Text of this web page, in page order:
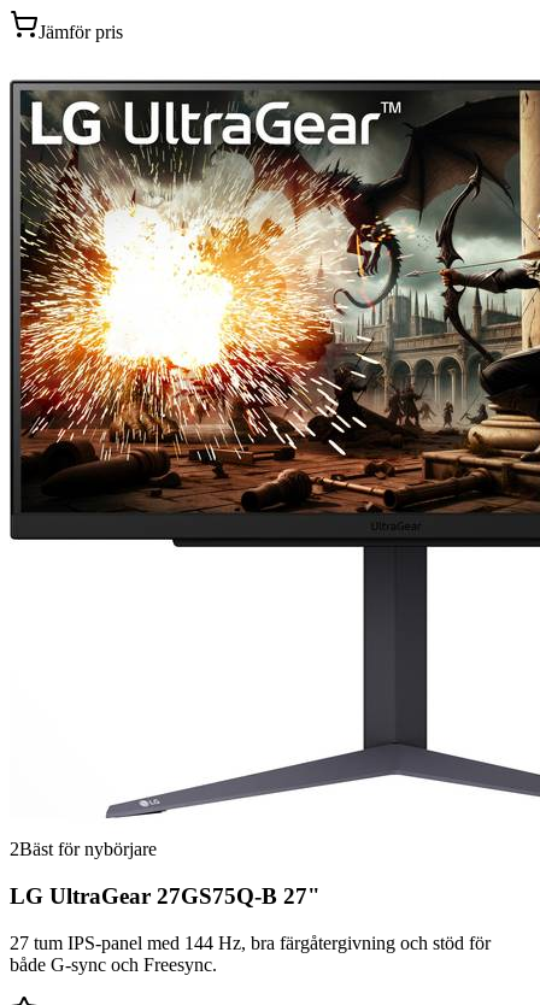
Jämför pris
2Bäst för nybörjare
LG UltraGear 27GS75Q-B 27"
27 tum IPS-panel med 144 Hz, bra färgåtergivning och stöd för
både G-sync och Freesync.